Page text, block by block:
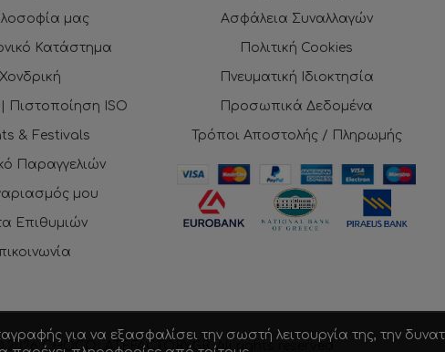
μας
Κατάστημα
Χονδρική
Πιστοποίηση ISO
& Festivals
Παραγγελιών
μου
Επιθυμιών
Ασφάλεια Συναλλαγών
Πολιτική Cookies
Πνευματική Ιδιοκτησία
Προσωπικά Δεδομένα
Τρόποι Αποστολής / Πληρωμής
© 2026CHOCOLATEFACTORY.GR . All rights reserved
για να εξασφαλίσει την σωστή λειτουργία της, την